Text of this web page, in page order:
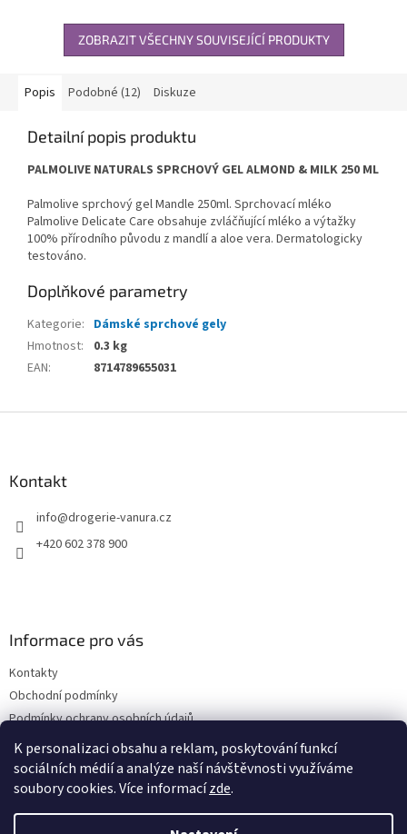
K personalizaci obsahu a reklam, poskytování funkcí
sociálních médií a analýze naší návštěvnosti využíváme
soubory cookies. Více informacízde.
ZOBRAZIT VŠECHNY SOUVISEJÍCÍ PRODUKTY
Popis Podobné (12) Diskuze
Detailní popis produktu
PALMOLIVE NATURALS SPRCHOVÝ GEL ALMOND & MILK 250 ML
Palmolive sprchový gel Mandle 250ml. Sprchovací mléko
Palmolive Delicate Care obsahuje zvláčňující mléko a výtažky
100% přírodního původu z mandlí a aloe vera. Dermatologicky
testováno.
Doplňkové parametry
Kategorie: Dámské sprchové gely
Hmotnost:
0.3 kg
EAN: 8714789655031
Kontakt
info@drogerie-vanura.cz
+420 602 378 900
Informace pro vás
Kontakty
Obchodní podmínky
Podmínky ochrany osobních údajů
Dodací a platební podmínky